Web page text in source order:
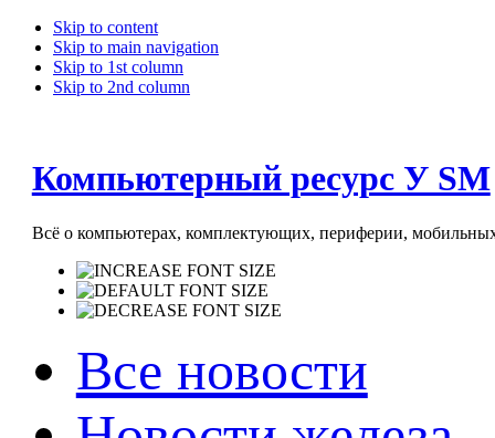
Skip to content
Skip to main navigation
Skip to 1st column
Skip to 2nd column
Компьютерный ресурс У SM
Всё о компьютерах, комплектующих, периферии, мобильных
Все новости